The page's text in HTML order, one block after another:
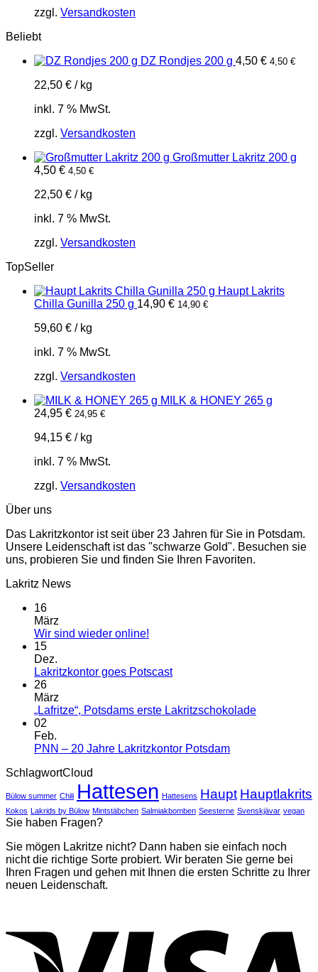
zzgl. Versandkosten
Beliebt
DZ Rondjes 200 g 4,50 € 4,50 €
22,50 € / kg
inkl. 7 % MwSt.
zzgl. Versandkosten
Großmutter Lakritz 200 g
4,50 € 4,50 €
22,50 € / kg
inkl. 7 % MwSt.
zzgl. Versandkosten
TopSeller
Haupt Lakrits
Chilla Gunilla 250 g 14,90 € 14,90 €
59,60 € / kg
inkl. 7 % MwSt.
zzgl. Versandkosten
MILK & HONEY 265 g
24,95 € 24,95 €
94,15 € / kg
inkl. 7 % MwSt.
zzgl. Versandkosten
Über uns
Das Lakritzkontor ist seit über 23 Jahren für Sie in Potsdam.
Unsere Leidenschaft ist das "schwarze Gold". Besuchen sie
uns, probieren Sie und finden Sie Ihren Favoriten.
Lakritz News
16
März
Wir sind wieder online!
Wir
online!
15
Dez.
Lakritzkontor goes PotscastKeine
Lakritzkontor
26
März
„Lafritze“, Potsdams erste LakritzschokoladeKeine
02
Feb.
PNN – 20 Jahre Lakritzkontor PotsdamKeine
–
20
Potsdam
SchlagwortCloud
Bülow summer Chili Hattesen Hattesens Haupt Hauptlakrits
Kokos Lakrids by Bülow Mintstäbchen Salmiakbomben Seesterne Svenskjävar vegan
Sie haben Fragen?
Sie mögen Lakritze nicht? Dann haben sie einfach noch
nicht die richtige Sorte probiert. Wir beraten Sie gerne bei
Ihren Fragen und gehen mit Ihnen die ersten Schritte zu Ihrer
neuen Leidenschaft.